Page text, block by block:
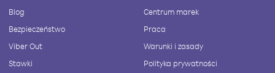
Blog
Bezpieczeństwo
Viber Out
Stawki
Centrum marek
Praca
Warunki i zasady
Polityka prywatności